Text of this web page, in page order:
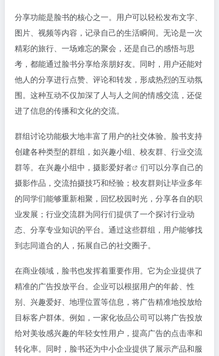
分享功能是脸书的核心之一。用户可以轻松发布文字、
图片、视频等内容，记录自己的生活瞬间。无论是一次
精彩的旅行、一场难忘的聚会，还是自己的感悟与思
考，都能通过脸书分享给亲朋好友。同时，用户还能对
他人的分享进行点赞、评论和转发，形成热烈的互动氛
围。这种互动不仅加深了人与人之间的情感交流，还促
进了信息的传播和文化的交流。
群组讨论功能极大地丰富了用户的社交体验。脸书支持
创建各种类型的群组，如兴趣小组、校友群、行业交流
群等。在兴趣小组中， 摄影爱好者
们可以分享自己的
摄影作品，交流拍摄技巧和经验；校友群则让毕业多年
的同学们能够重新相聚，回忆校园时光，分享各自的职
业发展；行业交流群为同行们提供了一个探讨行业动
态、分享专业知识的平台。通过这些群组，用户能够找
到志同道合的人，拓展自己的社交圈子。
在商业领域，脸书也发挥着重要作用。它为企业提供了
精准的广告投放平台。企业可以根据用户的年龄、性
别、兴趣爱好、地理位置等信息，将广告精准地投放给
目标客户群体。例如，一家化妆品公司可以将广告投放
给对美妆感兴趣的年轻女性用户，提高广告的点击率和
转化率。同时，脸书还为中小企业提供了展示产品和服